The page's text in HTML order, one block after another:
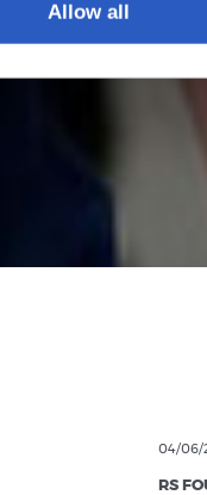
Allow all
04/06/
RS